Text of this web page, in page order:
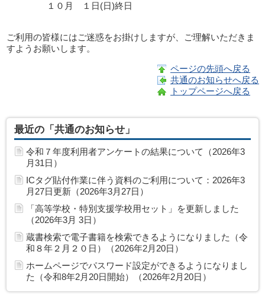
１０月 １日(日)終日
ご利用の皆様にはご迷惑をお掛けしますが、ご理解いただきま
すようお願いします。
ページの先頭へ戻る
共通のお知らせへ戻る
トップページへ戻る
最近の「共通のお知らせ」
令和７年度利用者アンケートの結果について（2026年3
月31日）
ICタグ貼付作業に伴う資料のご利用について：2026年3
月27日更新（2026年3月27日）
「高等学校・特別支援学校用セット」を更新しました
（2026年3月 3日）
蔵書検索で電子書籍を検索できるようになりました（令
和８年２月２０日）（2026年2月20日）
ホームページでパスワード設定ができるようになりまし
た（令和8年2月20日開始）（2026年2月20日）